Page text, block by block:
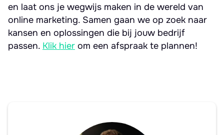
en laat ons je wegwijs maken in de wereld van
online marketing. Samen gaan we op zoek naar
kansen en oplossingen die bij jouw bedrijf
passen. Klik hier om een afspraak te plannen!